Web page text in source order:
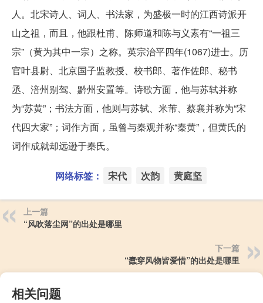
人。北宋诗人、词人、书法家，为盛极一时的江西诗派开
山之祖，而且，他跟杜甫、陈师道和陈与义素有“一祖三
宗”（黄为其中一宗）之称。英宗治平四年(1067)进士。历
官叶县尉、北京国子监教授、校书郎、著作佐郎、秘书
丞、涪州别驾、黔州安置等。诗歌方面，他与苏轼并称
为“苏黄”；书法方面，他则与苏轼、米芾、蔡襄并称为“宋
代四大家”；词作方面，虽曾与秦观并称“秦黄”，但黄氏的
词作成就却远逊于秦氏。
网络标签： 宋代 次韵 黄庭坚
上一篇
“风吹落尘网”的出处是哪里
下一篇
“蠹穿风物皆爱惜”的出处是哪里
相关问题